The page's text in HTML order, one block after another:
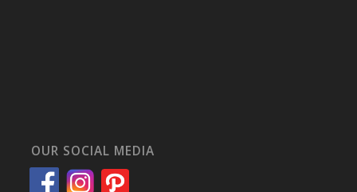
OUR SOCIAL MEDIA